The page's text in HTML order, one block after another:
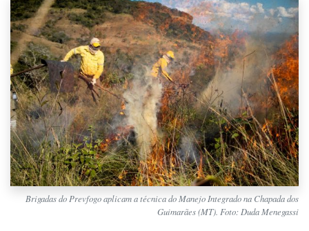
Brigadas do Prevfogo aplicam a técnica do Manejo Integrado na Chapada dos
Guimarães (MT). Foto: Duda Menegassi